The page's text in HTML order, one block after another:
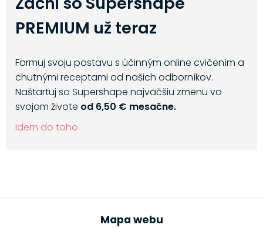
PREMIUM už teraz
Formuj svoju postavu s účinným online cvičením a
chutnými receptami od našich odborníkov.
Naštartuj so Supershape najväčšiu zmenu vo
svojom živote od 6,50 € mesačne.
Idem do toho
Mapa webu